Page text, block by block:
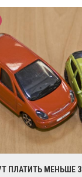
ПЛАТИТЬ МЕНЬШЕ